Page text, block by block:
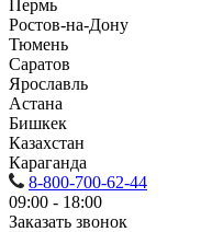
Пермь
Ростов-на-Дону
Тюмень
Саратов
Ярославль
Астана
Бишкек
Казахстан
Караганда
8-800-700-62-44
09:00 - 18:00
Заказать звонок